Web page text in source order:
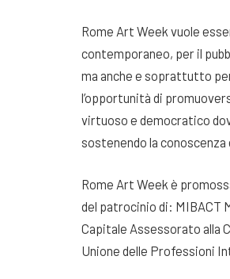
Rome Art Week vuole
contemporaneo, per il
ma anche e soprattutto
l’opportunità di
virtuoso e democratico
sostenendo la conoscenza
Rome Art Week è
del patrocinio di: MIBACT
Capitale Assessorato alla
Unione delle Professioni